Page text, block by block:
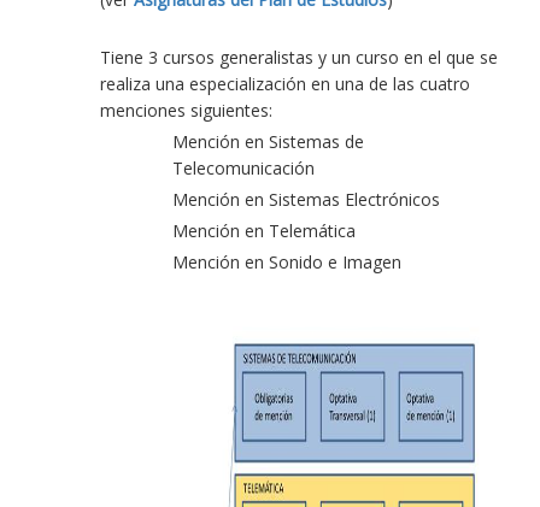
Tiene 3 cursos generalistas y un curso en el que se
realiza una especialización en una de las cuatro
menciones siguientes:
Mención en Sistemas de
Telecomunicación
Mención en Sistemas Electrónicos
Mención en Telemática
Mención en Sonido e Imagen